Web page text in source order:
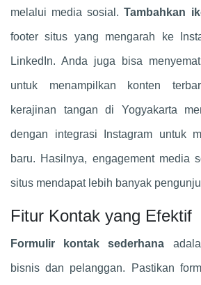
melalui media sosial.Tambahkan
footer situs yang mengarah ke
LinkedIn. Anda juga bisa
untuk menampilkan konten
kerajinan tangan di Yogyakarta
dengan integrasi Instagram untuk
baru. Hasilnya, engagement media
situs mendapat lebih banyak
Fitur Kontak yang Efektif
Formulir kontak sederhana
bisnis dan pelanggan. Pastikan